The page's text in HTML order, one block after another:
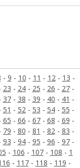
- 9 - 10 - 11 - 12- 13 -
23 - 24- 25 - 26 - 27-
37- 38 - 39 - 40 - 41 -
51 - 52- 53 - 54- 55 -
65 - 66 - 67- 68 - 69 -
79 - 80 - 81 - 82- 83 -
93 - 94- 95 - 96 - 97-
- 106 - 107- 108 - 1
- 117- 118 - 119 -